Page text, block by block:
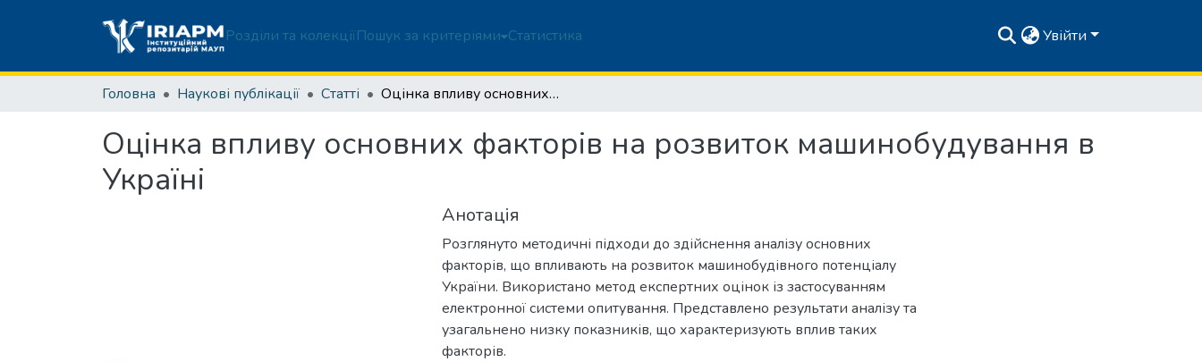
Розділи та колекціїПошук за критеріями Статистика Увійти
Головна Наукові публікації Статті Оцінка впливу основних факторів на розвиток машинобудування в Україні
Оцінка впливу основних факторів на розвиток машинобудування в
Україні
Анотація
Розглянуто методичні підходи до здійснення аналізу основних
факторів, що впливають на розвиток машинобудівного потенціалу
України. Використано метод експертних оцінок із застосуванням
електронної системи опитування. Представлено результати аналізу та
узагальнено низку показників, що характеризують вплив таких
факторів.